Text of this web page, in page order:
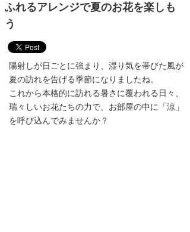
ふれるアレンジで夏のお花を楽しも
う
陽射しが日ごとに強まり、湿り気を帯びた風が
夏の訪れを告げる季節になりましたね。
これから本格的に訪れる暑さに覆われる日々、
瑞々しいお花たちの力で、お部屋の中に「涼」
を呼び込んでみませんか？